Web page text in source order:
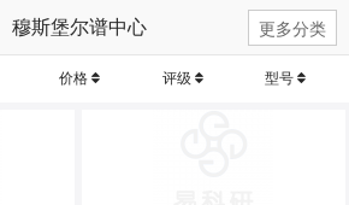
穆斯堡尔谱中心 更多分类
价格 评级 型号